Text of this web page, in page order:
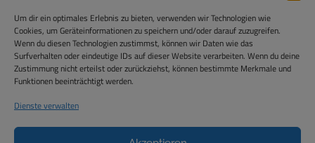
Um dir ein optimales Erlebnis zu bieten, verwenden wir Technologien wie
Cookies, um Geräteinformationen zu speichern und/oder darauf zuzugreifen.
Wenn du diesen Technologien zustimmst, können wir Daten wie das
Surfverhalten oder eindeutige IDs auf dieser Website verarbeiten. Wenn du deine
Zustimmung nicht erteilst oder zurückziehst, können bestimmte Merkmale und
Funktionen beeinträchtigt werden.
Dienste verwalten
office@isg-installationen.at
www.temperis.at
Temperis GmbH
ISG Installationstechnik GmbH
Hintere Ortsstraße 44,
2325 Himberg